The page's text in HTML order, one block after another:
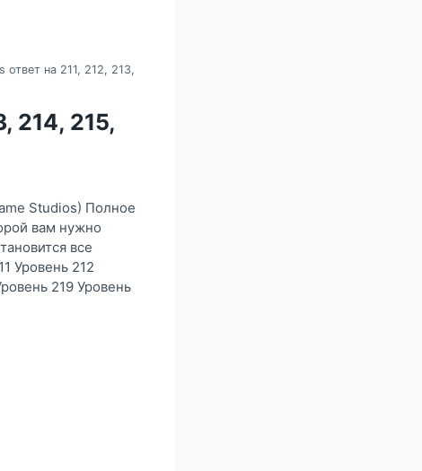
ответ на 211, 212, 213,
214, 215,
Studios) Полное
вам нужно
все
Уровень 212
219 Уровень